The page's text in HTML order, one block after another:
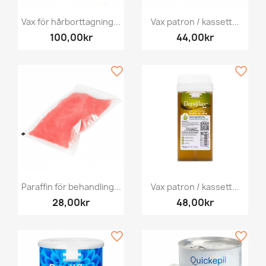
Vax för hårborttagning...
100,00kr
Vax patron / kassett...
44,00kr
Paraffin för behandling...
28,00kr
favorite_border
Vax patron / kassett...
48,00kr
favorite_border
favorite_border favorite_border